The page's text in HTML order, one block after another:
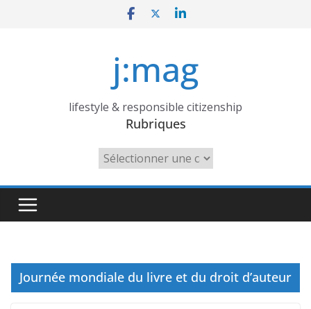
j:mag
lifestyle & responsible citizenship
Rubriques
Rubriques
Journée mondiale du livre et du droit d’auteur